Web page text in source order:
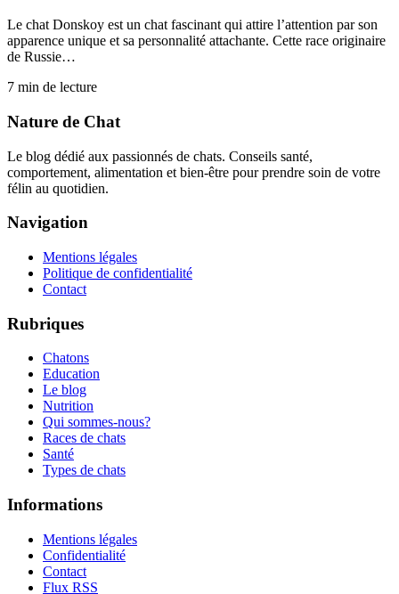
Le chat Donskoy est un chat fascinant qui attire l’attention par son
apparence unique et sa personnalité attachante. Cette race originaire
de Russie…
7 min de lecture
Nature de Chat
Le blog dédié aux passionnés de chats. Conseils santé,
comportement, alimentation et bien-être pour prendre soin de votre
félin au quotidien.
Navigation
Mentions légales
Politique de confidentialité
Contact
Rubriques
Chatons
Education
Le blog
Nutrition
Qui sommes-nous?
Races de chats
Santé
Types de chats
Informations
Mentions légales
Confidentialité
Contact
Flux RSS